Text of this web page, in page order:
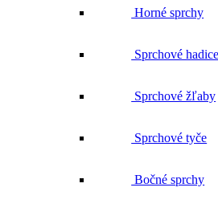
Horné sprchy
Sprchové hadice
Sprchové žľaby
Sprchové tyče
Bočné sprchy